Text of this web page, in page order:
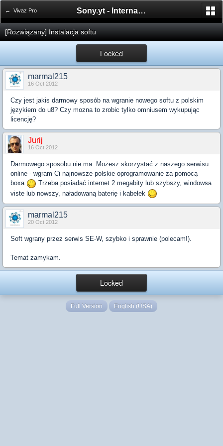
← Vivaz Pro Sony.yt - International Sony Forum
[Rozwiązany] Instalacja softu
Locked
marmal215
16 Oct 2012
Czy jest jakis darmowy sposób na wgranie nowego softu z polskim
językiem do u8? Czy mozna to zrobic tylko omniusem wykupując
licencję?
Jurij
16 Oct 2012
Darmowego sposobu nie ma. Możesz skorzystać z naszego serwisu
online - wgram Ci najnowsze polskie oprogramowanie za pomocą
boxa
Trzeba posiadać internet 2 megabity lub szybszy, windowsa
viste lub nowszy, naładowaną baterię i kabelek
marmal215
20 Oct 2012
Soft wgrany przez serwis SE-W, szybko i sprawnie (polecam!).
Temat zamykam.
Locked
Full Version English (USA)